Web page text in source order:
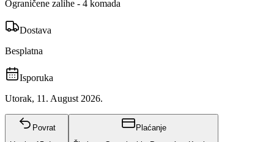
Ograničene zalihe - 4 komada
Dostava
Besplatna
Isporuka
Utorak, 11. August 2026.
Povrat
Plaćanje